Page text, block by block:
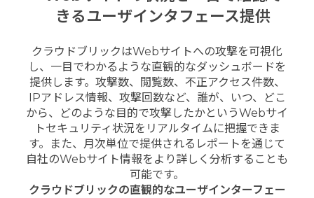
きるユーザインタフェース提供
クラウドブリックはWebサイトへの攻撃を可視化
し、一目でわかるような直観的なダッシュボードを
提供します。攻撃数、閲覧数、不正アクセス件数、
IPアドレス情報、攻撃回数など、誰が、いつ、どこ
から、どのような目的で攻撃したかというWebサイ
トセキュリティ状況をリアルタイムに把握できま
す。また、月次単位で提供されるレポートを通じて
自社のWebサイト情報をより詳しく分析することも
可能です。
クラウドブリックの直観的なユーザインターフェー